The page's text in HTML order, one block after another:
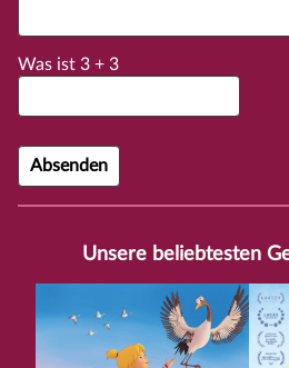
Was ist 3 + 3
Unsere beliebtesten